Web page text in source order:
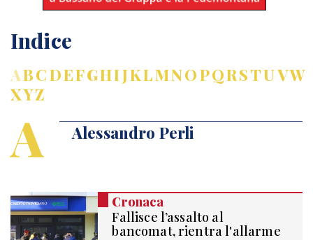
Indice
ABCDEFGHIJKLMNOPQRSTUVW
XYZ
A Alessandro Perli
Cronaca
Fallisce l’assalto al
bancomat, rientra l'allarme